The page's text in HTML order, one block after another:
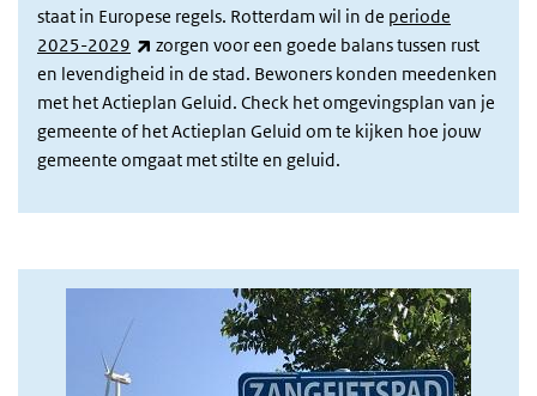
staat in Europese regels. Rotterdam wil in de periode
2025-2029
(externe link)
zorgen voor een goede balans tussen rust
en levendigheid in de stad. Bewoners konden meedenken
met het Actieplan Geluid. Check het omgevingsplan van je
gemeente of het Actieplan Geluid om te kijken hoe jouw
gemeente omgaat met stilte en geluid.
foto zinggebied